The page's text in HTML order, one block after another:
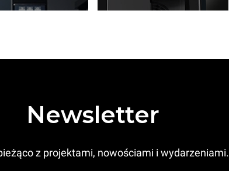
Newsletter
z projektami, nowościami i wydarzeniami.